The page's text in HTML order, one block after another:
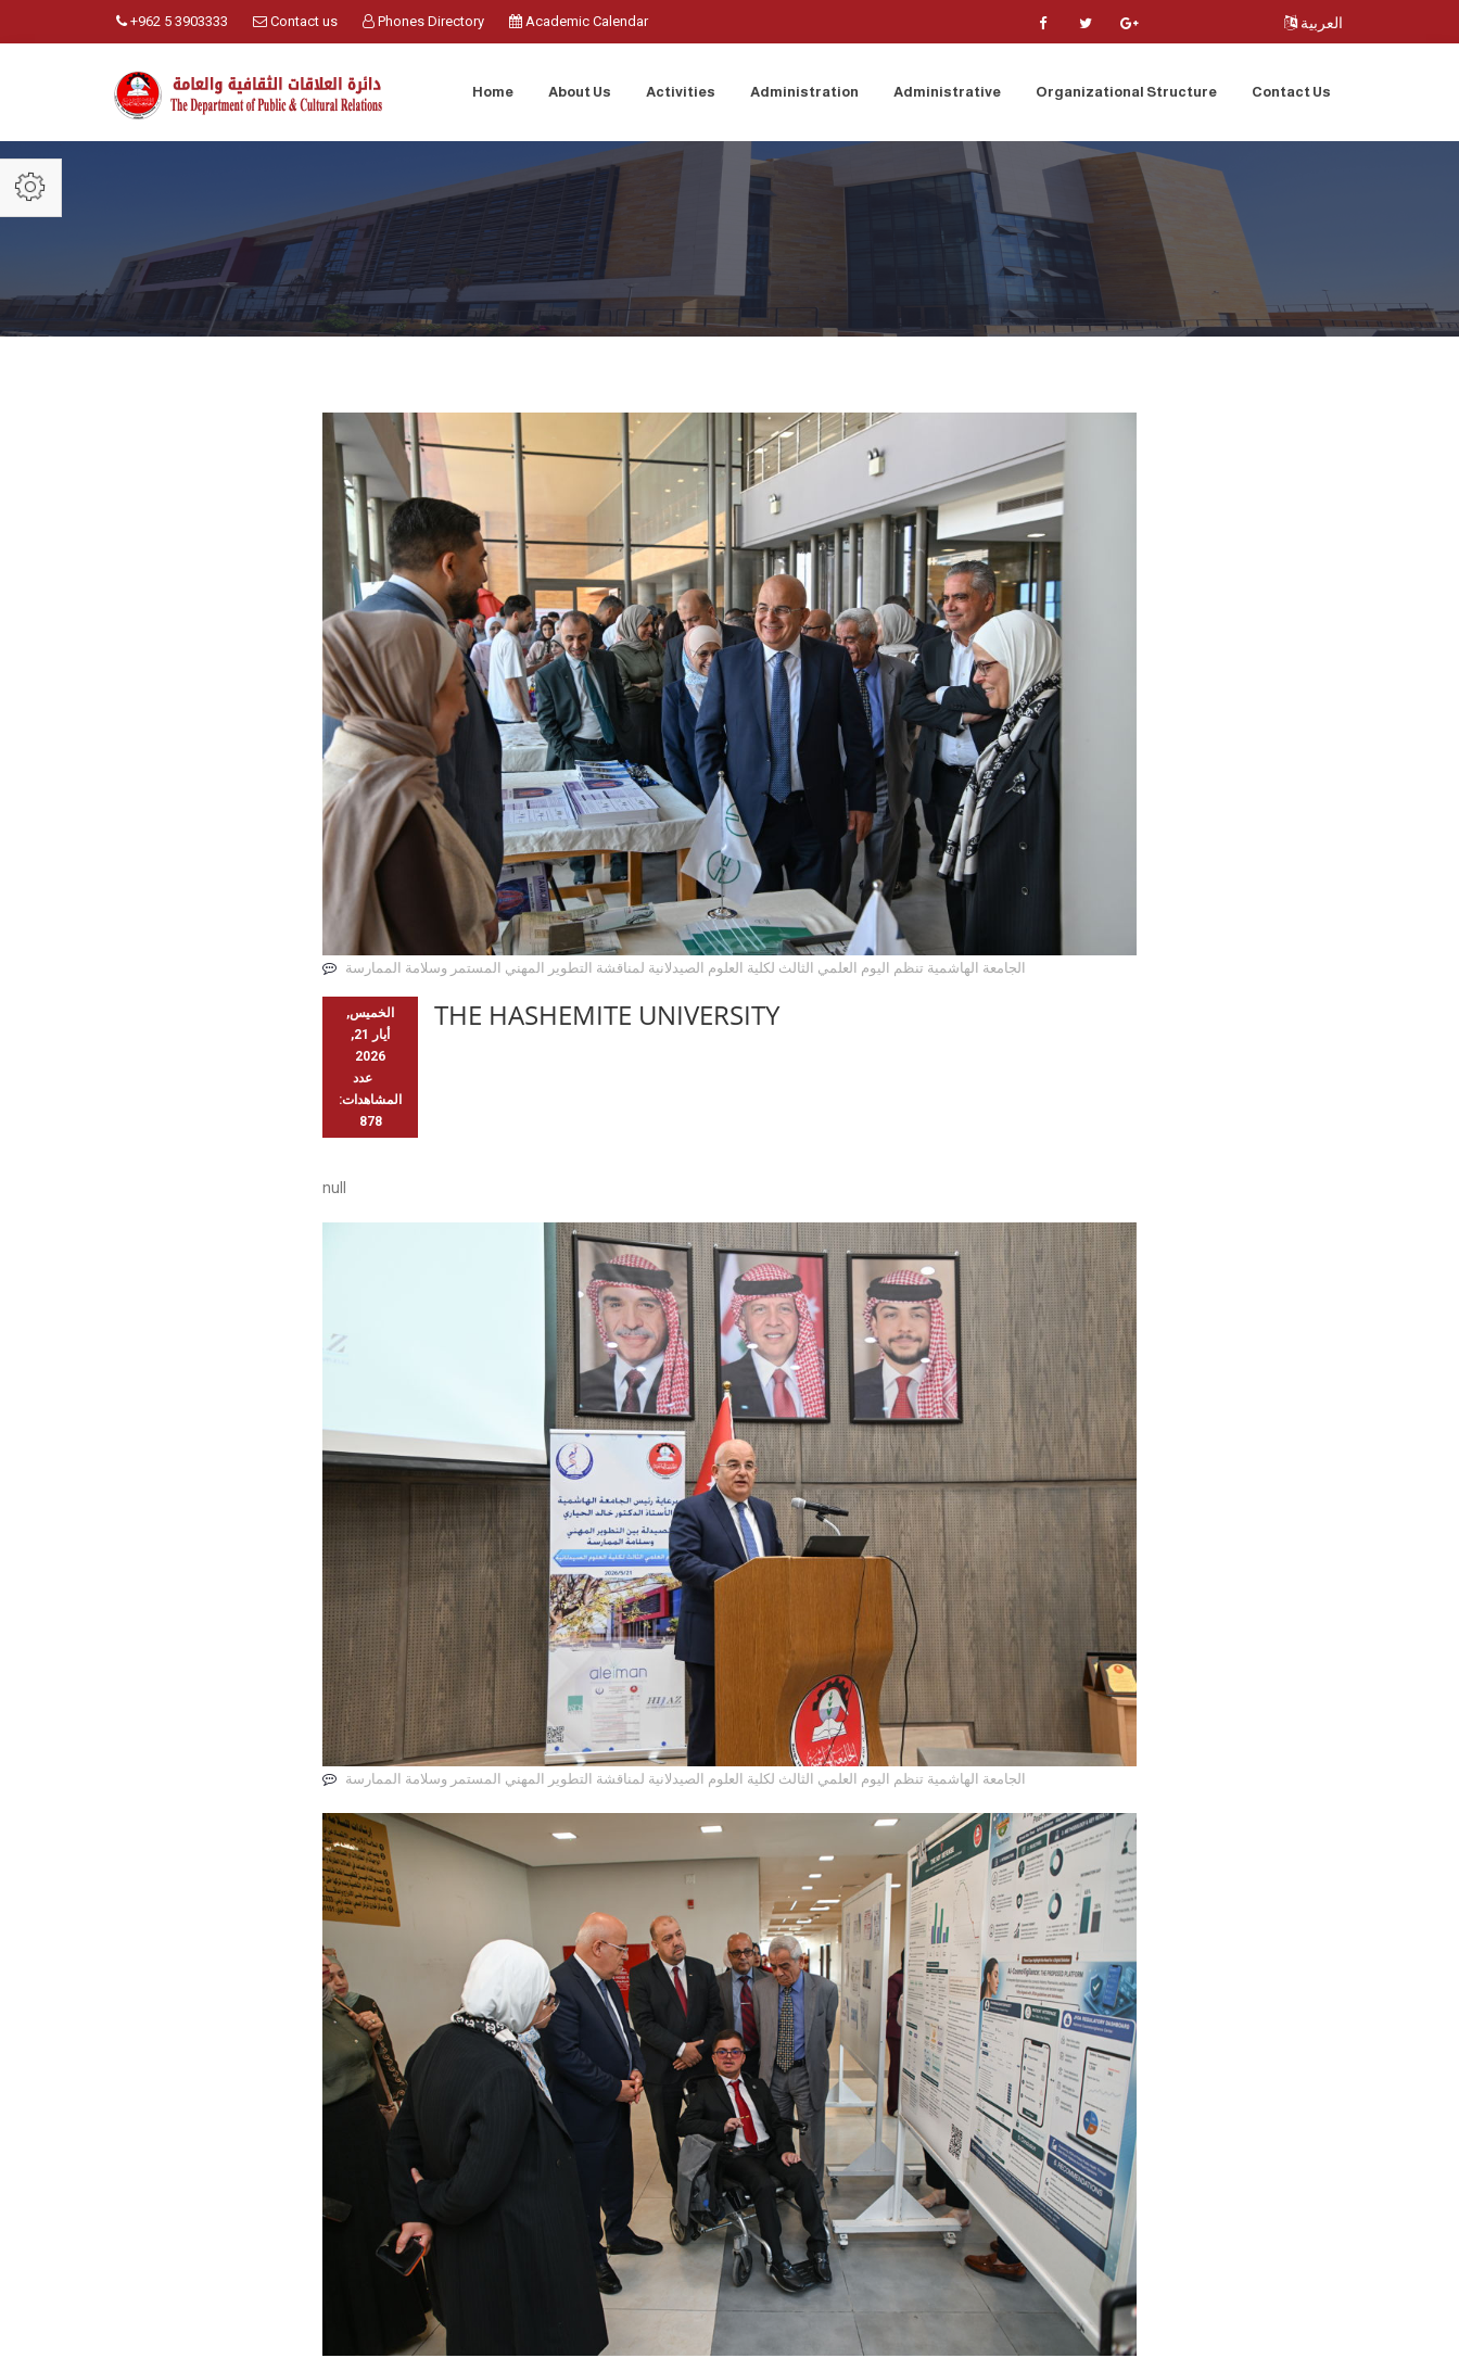
+962 5 3903333 Contact us Phones Directory Academic Calendar العربية
Home About Us Activities Administration Administrative Organizational Structure Contact Us
الجامعة الهاشمية تنظم اليوم العلمي الثالث لكلية العلوم الصيدلانية لمناقشة التطوير المهني المستمر وسلامة الممارسة
الخميس,
أيار 21,
2026
عدد
المشاهدات:
878
THE HASHEMITE UNIVERSITY
null
الجامعة الهاشمية تنظم اليوم العلمي الثالث لكلية العلوم الصيدلانية لمناقشة التطوير المهني المستمر وسلامة الممارسة